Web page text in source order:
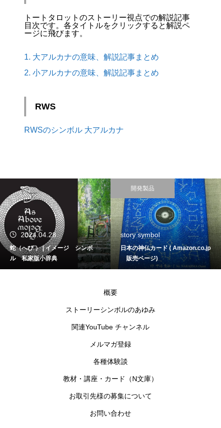
トートタロットのストーリー視点での解説記事
目次です。各タイトルをクリックすると解説ペ
ージに飛びます。
1. 大アルカナの意味、解説記事まとめ
2. 小アルカナの意味、解説記事まとめ
RWS
RWSのシンボル 大アルカナ
2024.04.28
蛇（へび ） | イメージ シンボ
ル 私家版小辞典
開発製品
story symbol
日本の神仏カード ( Amazon.co.jp
販売ページ)
概要
ストーリーシンボルのあゆみ
関連YouTube チャンネル
メルマガ登録
各種体験談
教材・講座・カード（N文庫）
お取引先様の募集について
お問い合わせ